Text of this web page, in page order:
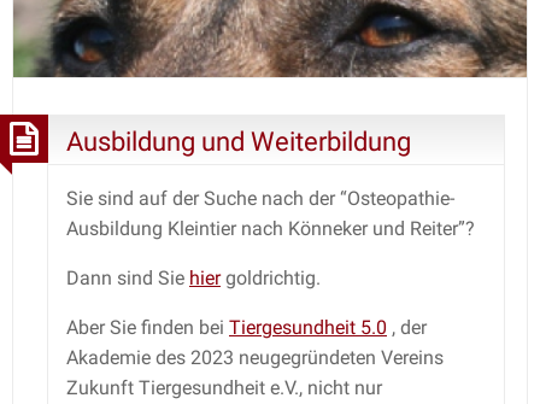
Ausbildung und Weiterbildung
Sie sind auf der Suche nach der “Osteopathie-
Ausbildung Kleintier nach Könneker und Reiter”?
Dann sind Sie hiergoldrichtig.
Aber Sie finden bei Tiergesundheit 5.0 , der
Akademie des 2023 neugegründeten Vereins
Zukunft Tiergesundheit e.V., nicht nur